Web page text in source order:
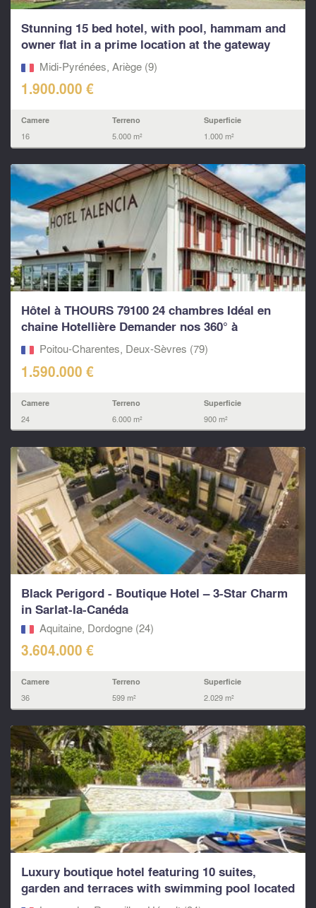
Stunning 15 bed hotel, with pool, hammam and
owner flat in a prime location at the gateway
to...Midi-Pyrénées, Ariège (9)
1.900.000 €
Camere
16
Terreno
5.000 m²
Superficie
1.000 m²
Hôtel à THOURS 79100 24 chambres Idéal en
chaine Hotellière Demander nos 360° à
LEGGETT...
Poitou-Charentes, Deux-Sèvres (79)
1.590.000 €
Camere
24
Terreno
6.000 m²
Superficie
900 m²
Black Perigord - Boutique Hotel – 3-Star Charm
in Sarlat-la-Canéda
Aquitaine, Dordogne (24)
3.604.000 €
Camere
36
Terreno
599 m²
Superficie
2.029 m²
Luxury boutique hotel featuring 10 suites,
garden and terraces with swimming pool located
near to Pé